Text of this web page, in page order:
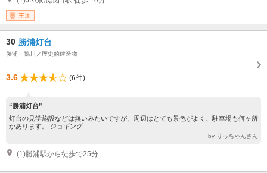
王道
30 勝浦灯台
勝浦・鴨川／歴史的建造物
3.6 (6件)
“勝浦灯台”
灯台の見学施設などは無いみたいですが、周辺はとても景色がよく、駐車場も何ヶ所
かあります。 ジョギング...
by りっちゃんさん
(1)勝浦駅から徒歩で25分